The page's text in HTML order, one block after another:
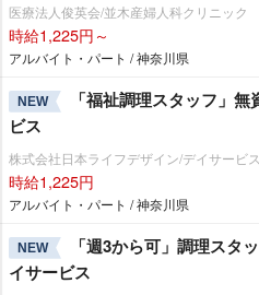
医療法人俊英会/並木産婦人科クリニック
時給1,225円～
アルバイト・パート / 神奈川県
NEW
「福祉調理スタッフ」
ビス
株式会社日本ライフデザイン/デイサービ
時給1,225円
アルバイト・パート / 神奈川県
NEW
「週3から可」調理スタ
イサービス